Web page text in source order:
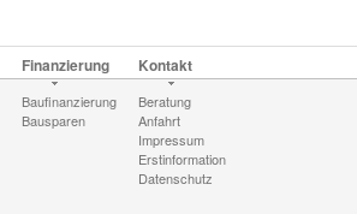
Finanzierung
Baufinanzierung
Bausparen
Kontakt
Beratung
Anfahrt
Impressum
Erstinformation
Datenschutz